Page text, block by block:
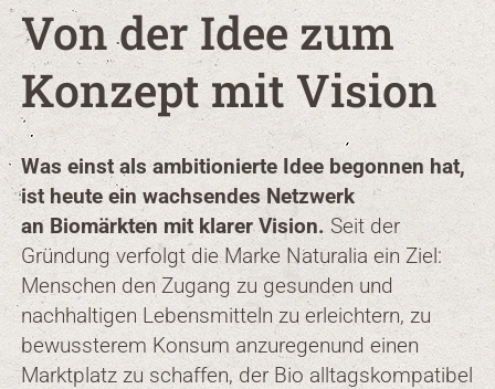
Von der Idee zum
Konzept mit Vision
Was einst als ambitionierte Idee begonnen hat,
ist heute ein wachsendes Netzwerk
an Biomärkten mit klarer Vision.Seit der
Gründung verfolgt die Marke Naturalia ein Ziel:
Menschen den Zugang zu gesunden und
nachhaltigen Lebensmitteln zu erleichtern, zu
bewussterem Konsum anzuregenund einen
Marktplatz zu schaffen, der Bio alltagskompatibel